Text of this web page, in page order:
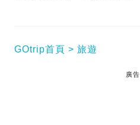
GOtrip首頁 旅遊
廣告